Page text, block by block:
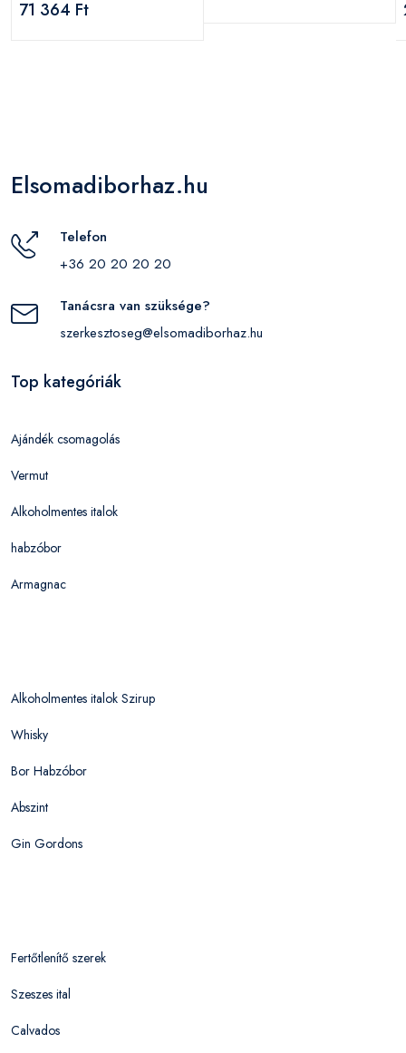
71 364 Ft
Elsomadiborhaz.hu
Telefon
+36 20 20 20 20
Tanácsra van szüksége?
szerkesztoseg@elsomadiborhaz.hu
Top kategóriák
Ajándék csomagolás
Vermut
Alkoholmentes italok
habzóbor
Armagnac
Alkoholmentes italok Szirup
Whisky
Bor Habzóbor
Abszint
Gin Gordons
Fertőtlenítő szerek
Szeszes ital
Calvados